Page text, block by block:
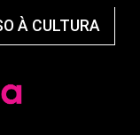
À CULTURA